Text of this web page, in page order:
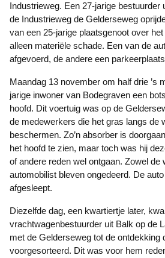
Industrieweg. Een 27-jarige bestuurder
de Industrieweg de Gelderseweg
van een 25-jarige plaatsgenoot over
alleen materiële schade. Een van de
afgevoerd, de andere een
Maandag 13 november om half drie ’s middags zag een 43-
jarige inwoner van Bodegraven een
hoofd. Dit voertuig was op de
de medewerkers die het gras langs de
beschermen. Zo’n absorber is
het hoofd te zien, maar toch was hij
of andere reden wel ontgaan. Zowel de
automobilist bleven ongedeerd. De
afgesleept.
Diezelfde dag, een kwartiertje later, kwam een 56-jarige
vrachtwagenbestuurder uit Balk op de
met de Gelderseweg tot de ontdekking
voorgesorteerd. Dit was voor hem